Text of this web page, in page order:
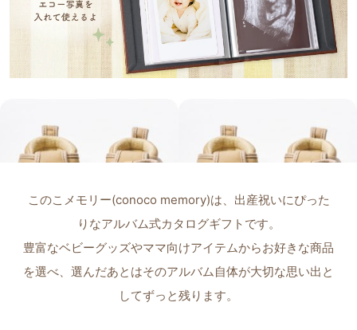
このこメモリー(conoco memory)は、出産祝いにぴった
りなアルバム式カタログギフトです。
豊富なベビーグッズやママ向けアイテムからお好きな商品
を選べ、 選んだあとはそのアルバム自体が大切な思い出と
してずっと残ります。